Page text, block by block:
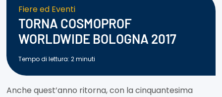
Fiere ed Eventi
TORNA COSMOPROF
WORLDWIDE BOLOGNA 2017
Tempo di lettura: 2 minuti
Anche quest’anno ritorna, con la cinquantesima